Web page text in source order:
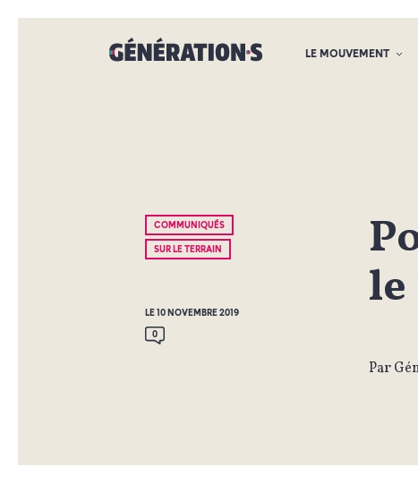
LE MOUVEMENT
COMMUNIQUÉS
SUR LE TERRAIN
LE 10 NOVEMBRE 2019
0
le
Par